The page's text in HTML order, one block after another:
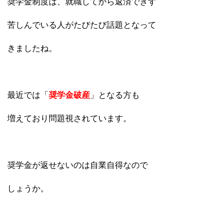
苦しんでいる人がたびたび話題となって
きましたね。
最近では「 奨学金破産 」となる方も
増えており問題視されています。
奨学金が返せないのは自業自得なので
しょうか。